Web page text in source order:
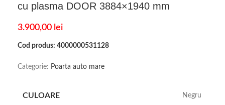
cu plasma DOOR 3884×1940 mm
3.900,00 lei
Cod produs: 4000000531128
Categorie: Poarta auto mare
CULOARE Negru